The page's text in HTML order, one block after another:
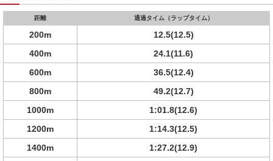
距離 通過タイム（ラップタイム）
200m
12.5(12.5)
400m
24.1(11.6)
600m
36.5(12.4)
800m
49.2(12.7)
1000m
1:01.8(12.6)
1200m
1:14.3(12.5)
1400m
1:27.2(12.9)